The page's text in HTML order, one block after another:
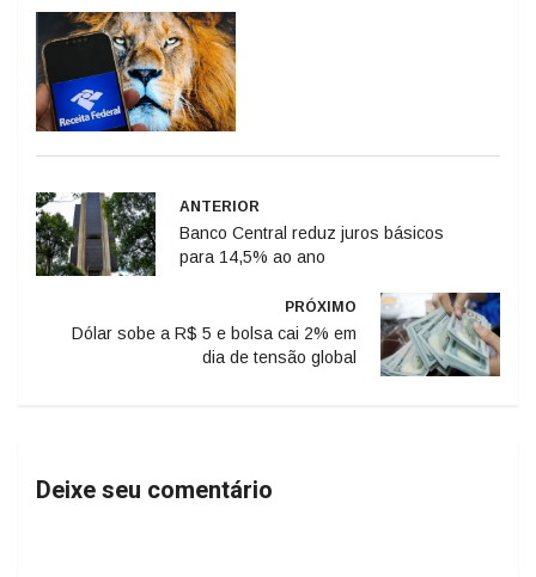
ANTERIOR
Banco Central reduz juros básicos
para 14,5% ao ano
PRÓXIMO
Dólar sobe a R$ 5 e bolsa cai 2% em
dia de tensão global
Deixe seu comentário